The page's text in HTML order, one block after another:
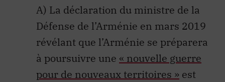
A) La déclaration du ministre de la
Défense de l’Arménie en mars 2019
révélant que l’Arménie se préparera
à poursuivre une « nouvelle guerre
pour de nouveaux territoires » est